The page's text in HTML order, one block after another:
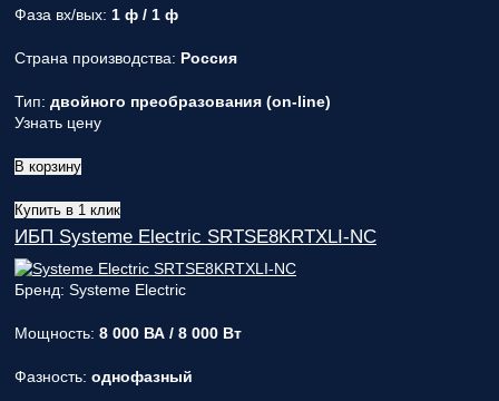
Фаза вх/вых: 1 ф / 1 ф
Страна производства: Россия
Тип: двойного преобразования (on-line)
Узнать цену
В корзину
Купить в 1 клик
ИБП Systeme Electric SRTSE8KRTXLI-NC
Бренд: Systeme Electric
Мощность: 8 000 ВА / 8 000 Вт
Фазность: однофазный